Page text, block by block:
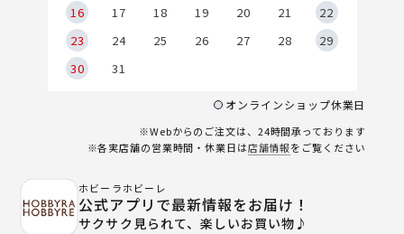
16
17 18 19 20 21
22
23
24 25 26 27 28
29
30
31
オンラインショップ休業日
※Webからのご注文は、24時間承っております
※各実店舗の営業時間・休業日は店舗情報をご覧ください
ホビーラホビーレ
公式アプリで最新情報をお届け！
サクサク見られて、楽しいお買い物♪